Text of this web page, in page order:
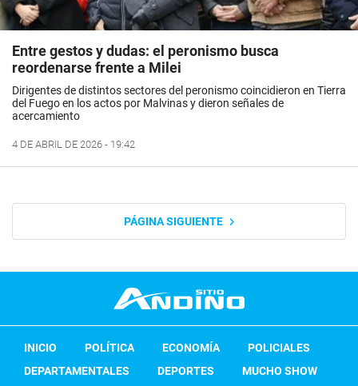
Entre gestos y dudas: el peronismo busca
reordenarse frente a Milei
Dirigentes de distintos sectores del peronismo coincidieron en Tierra
del Fuego en los actos por Malvinas y dieron señales de
acercamiento
4 DE ABRIL DE 2026 - 19:42
PÁGINA SIGUIENTE
INICIO POLÍTICA ECONOMÍA
POLICIALES
DEPARTAMENTALES
DEPORTES
MUCHO SHOW